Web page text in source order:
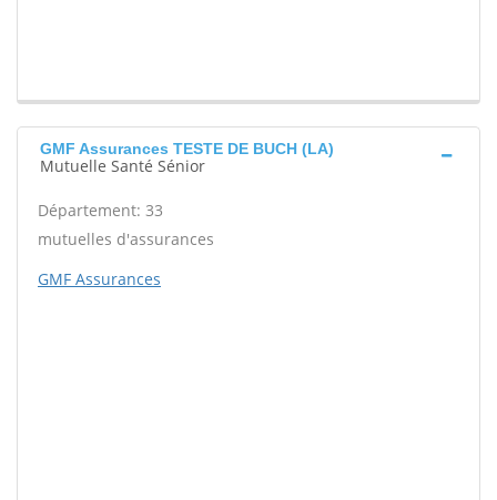
GMF Assurances TESTE DE BUCH (LA)
Mutuelle Santé Sénior
Département: 33
mutuelles d'assurances
GMF Assurances